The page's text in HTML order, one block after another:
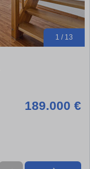
1 / 13
189.000 €